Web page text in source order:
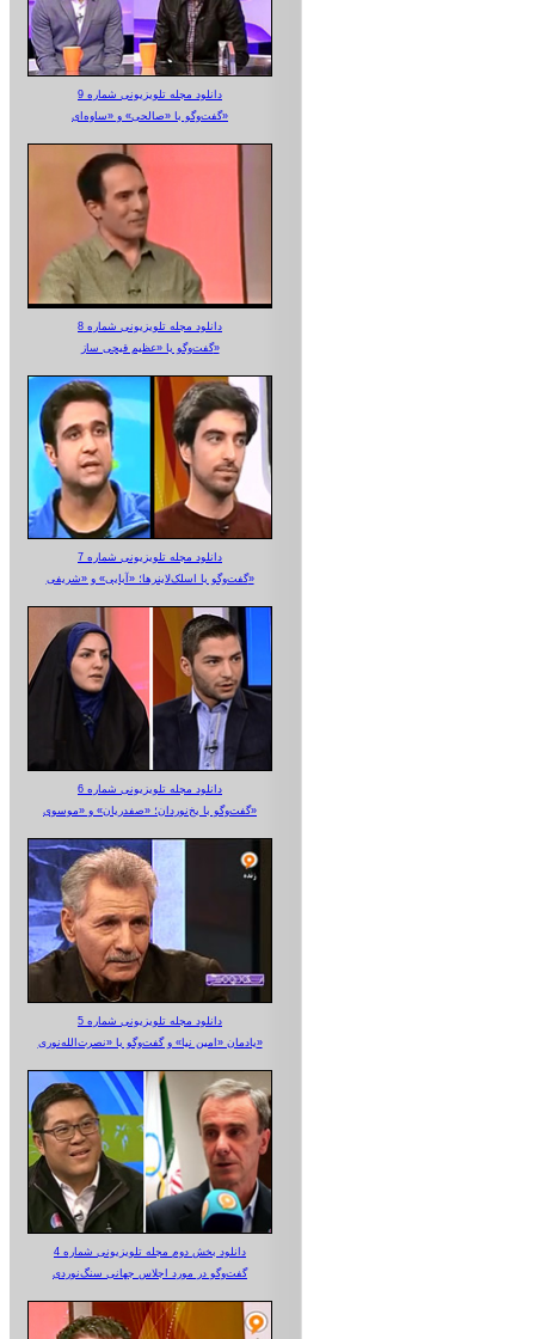
دانلود مجله تلویزیونی شماره 9
گفت‌وگو با «صالحی» و «ساوه‌ای»
دانلود مجله تلویزیونی شماره 8
گفت‌وگو با «عظیم قیچی ساز»
دانلود مجله تلویزیونی شماره 7
گفت‌وگو با اسلک‌لاینرها؛ «آبایی» و «شریفی»
دانلود مجله تلویزیونی شماره 6
گفت‌وگو با یخ‌نوردان؛ «صفدریان» و «موسوی»
دانلود مجله تلویزیونی شماره 5
یادمان «امین نیا» و گفت‌وگو با «نصرت‌الله‌نوری»
دانلود بخش دوم مجله تلویزیونی شماره 4
گفت‌وگو در مورد اجلاس جهانی سنگ‌نوردی